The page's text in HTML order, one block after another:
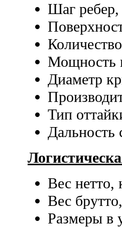
Шаг
Мощность
Диаметр
Тип
Дальность
Вес нетто,
Вес
Размеры в